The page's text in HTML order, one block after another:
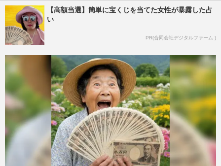
【高額当選】簡単に宝くじを当てた女性が暴露した占
い
PR(合同会社デジタルファーム )